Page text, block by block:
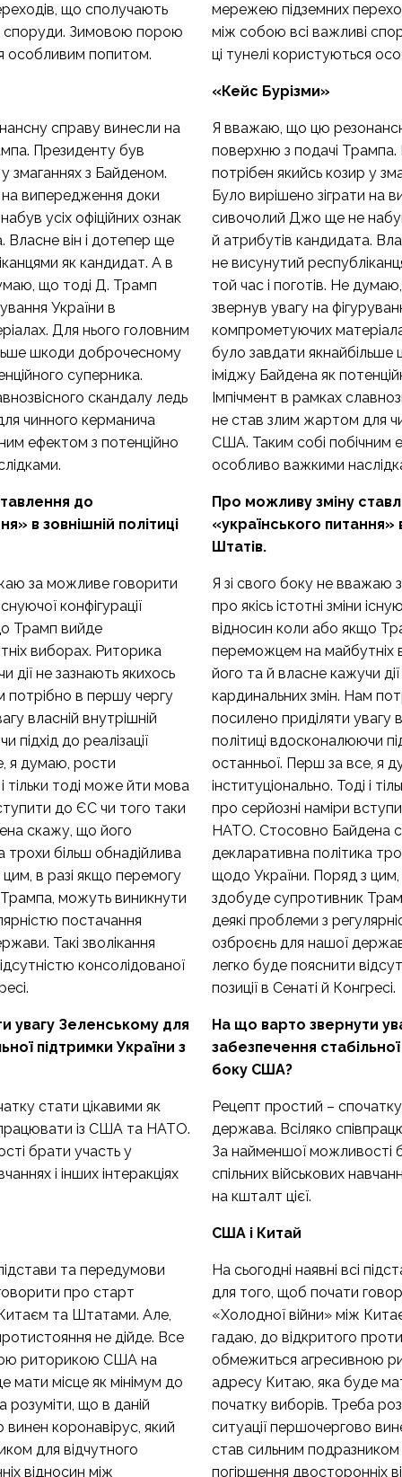
що сполучають
споруди. Зимовою порою
особливим попитом.
справу винесли на
Президенту був
змаганнях з Байденом.
на випередження доки
усіх офіційних ознак
Власне він і дотепер ще
як кандидат. А в
що тоді Д. Трамп
України в
Для нього головним
шкоди доброчесному
суперника.
скандалу ледь
чинного керманича
ефектом з потенційно
до
в зовнішній політиці
за можливе говорити
конфігурації
Трамп вийде
виборах. Риторика
дії не зазнають якихось
потрібно в першу чергу
власній внутрішній
підхід до реалізації
я думаю, рости
тільки тоді може йти мова
до ЄС чи того таки
скажу, що його
трохи більш обнадійлива
в разі якщо перемогу
можуть виникнути
постачання
Такі зволікання
консолідованої
увагу Зеленському для
підтримки України з
стати цікавими як
із США та НАТО.
брати участь у
і інших інтеракціях
та передумови
про старт
та Штатами. Але,
не дійде. Все
риторикою США на
мати місце як мінімум до
розуміти, що в даній
винен коронавірус, який
для відчутного
відносин між
мережею підземних
між собою всі важливі
ці тунелі користуються
«Кейс Бурізми»
Я вважаю, що цю
поверхню з подачі
потрібен якийсь козир у
Було вирішено зіграти на
сивочолий Джо ще не набув
й атрибутів кандидата.
не висунутий
той час і поготів. Не
звернув увагу на
компрометуючих
було завдати
іміджу Байдена як
Імпічмент в рамках
не став злим жартом для
США. Таким собі побічним
особливо важкими
Про можливу зміну
«українського питання»
Штатів.
Я зі свого боку не вважаю
про якісь істотні зміни
відносин коли або якщо
переможцем на майбутніх
його та й власне кажучи
кардинальних змін. Нам
посилено приділяти увагу
політиці вдосконалюючи
останньої. Перш за все, я
інституціонально. Тоді і
про серйозні наміри
НАТО. Стосовно Байдена
декларативна політика
щодо України. Поряд з
здобуде супротивник
деякі проблеми з
озброєнь для нашої
легко буде пояснити
позиції в Сенаті й Конгресі.
На що варто звернути
забезпечення
боку США?
Рецепт простий –
держава. Всіляко
За найменшої можливості
спільних військових
на кшталт цієї.
США і Китай
На сьогодні наявні всі
для того, щоб почати
«Холодної війни» між
гадаю, до відкритого
обмежиться агресивною
адресу Китаю, яка буде
початку виборів. Треба
ситуації першочергово
став сильним подразником
погіршення двосторонніх